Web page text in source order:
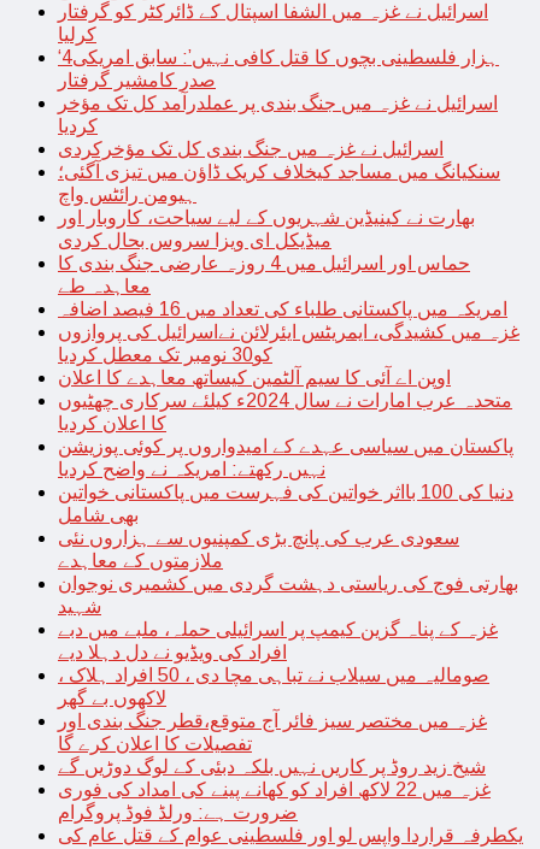
اسرائیل نے غزہ میں الشفا اسپتال کے ڈائرکٹر کو گرفتار
کرلیا
‘4ہزار فلسطینی بچوں کا قتل کافی نہیں’: سابق امریکی
صدر کامشیر گرفتار
اسرائیل نے غزہ میں جنگ بندی پر عملدرآمد کل تک مؤخر
کردیا
اسرائیل نے غزہ میں جنگ بندی کل تک مؤخرکردی
سنکیانگ میں مساجد کیخلاف کریک ڈاؤن میں تیزی آگئی؛
ہیومن رائٹس واچ
بھارت نے کینیڈین شہریوں کے لیے سیاحت، کاروبار اور
میڈیکل ای ویزا سروس بحال کردی
حماس اور اسرائیل میں 4 روزہ عارضی جنگ بندی کا
معاہدہ طے
امریکہ میں پاکستانی طلباء کی تعداد میں 16 فیصد اضافہ
غزہ میں کشیدگی، ایمریٹس ایئرلائن نےاسرائیل کی پروازوں
کو30 نومبر تک معطل کردیا
اوپن اے آئی کا سیم آلٹمین کیساتھ معاہدے کا اعلان
متحدہ عرب امارات نے سال 2024ء کیلئے سرکاری چھٹیوں
کا اعلان کردیا
پاکستان میں سیاسی عہدے کے امیدواروں پر کوئی پوزیشن
نہیں رکھتے: امریکہ نے واضح کردیا
دنیا کی 100 بااثر خواتین کی فہرست میں پاکستانی خواتین
بھی شامل
سعودی عرب کی پانچ بڑی کمپنیوں سے ہزاروں نئی
ملازمتوں کے معاہدے
بھارتی فوج کی ریاستی دہشت گردی میں کشمیری نوجوان
شہید
غزہ کے پناہ گزین کیمپ پر اسرائیلی حملہ، ملبے میں دبے
افراد کی ویڈیو نے دل دہلا دیے
صومالیہ میں سیلاب نے تباہی مچا دی ، 50 افراد ہلاک ،
لاکھوں بے گھر
غزہ میں مختصر سیز فائر آج متوقع،قطر جنگ بندی اور
تفصیلات کا اعلان کرے گا
شیخ زید روڈ پر کاریں نہیں بلکہ دبئی کے لوگ دوڑیں گے
غزہ میں 22 لاکھ افراد کو کھانے پینے کی امداد کی فوری
ضرورت ہے: ورلڈ فوڈ پروگرام
یکطرفہ قراردا واپس لو اور فلسطینی عوام کے قتل عام کی